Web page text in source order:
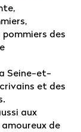
des
Seine-et-
et des
aux
de